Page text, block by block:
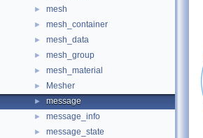
► mesh
► mesh_container
► mesh_data
► mesh_group
► mesh_material
► Mesher
► message
► message_info
► message_state